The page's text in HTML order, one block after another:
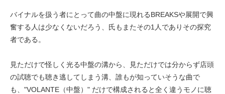
バイナルを扱う者にとって曲の中盤に現れるBREAKSや展開で興
奮する人は少なくないだろう、氏もまたその1人でありその探究
者である。
見ただけで怪しく光る中盤の溝から、見ただけでは分からず店頭
の試聴でも聴き逃してしまう溝、誰もが知っていそうな曲で
も、"VOLANTE（中盤）" だけで構成されると全く違うモノに聴